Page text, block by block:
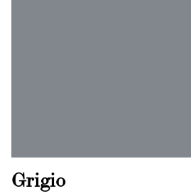
Grigio